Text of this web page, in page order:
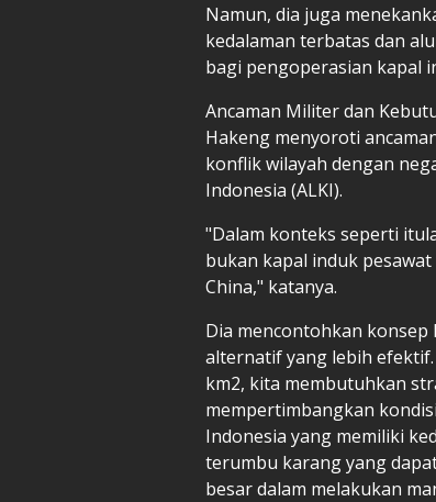
Namun, dia juga
kedalaman terbatas dan
bagi pengoperasian kapal
Ancaman Militer dan
Hakeng menyoroti
konflik wilayah dengan
Indonesia (ALKI).
"Dalam konteks seperti
bukan kapal induk
China," katanya.
Dia mencontohkan
alternatif yang lebih
km2, kita membutuhkan
mempertimbangkan
Indonesia yang memiliki
terumbu karang yang
besar dalam melakukan